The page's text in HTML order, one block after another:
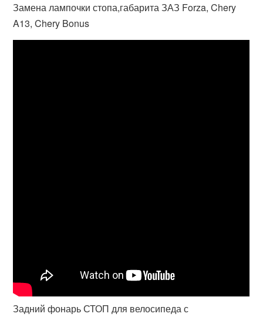
Замена лампочки стопа,габарита ЗАЗ Forza, Chery
A13, Chery Bonus
Задний фонарь СТОП для велосипеда с